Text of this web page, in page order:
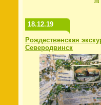
18.12.19
Рождественская
Северодвинск